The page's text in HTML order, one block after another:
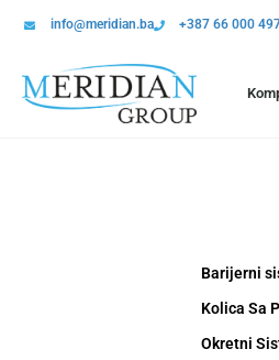
info@meridian.ba +387 66 000
Barijerni
Kolica Sa
Okretni